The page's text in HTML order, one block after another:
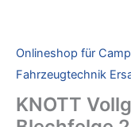
Onlineshop für
Fahrzeugtechnik
KNOTT